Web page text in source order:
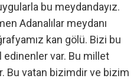
bu meydandayız.
Adanalılar meydanı
kan gölü. Bizi bu
edinenler var. Bu millet
Bu vatan bizimdir ve bizim